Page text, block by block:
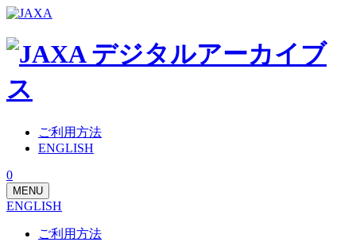
ご利用方法
ENGLISH
0
MENU
ENGLISH
ご利用方法